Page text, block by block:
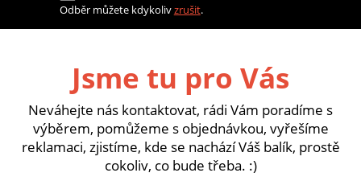
Odběr můžete kdykolivzrušit.
Jsme tu pro Vás
Neváhejte nás kontaktovat, rádi Vám poradíme s
výběrem, pomůžeme s objednávkou, vyřešíme
reklamaci, zjistíme, kde se nachází Váš balík, prostě
cokoliv, co bude třeba. :)